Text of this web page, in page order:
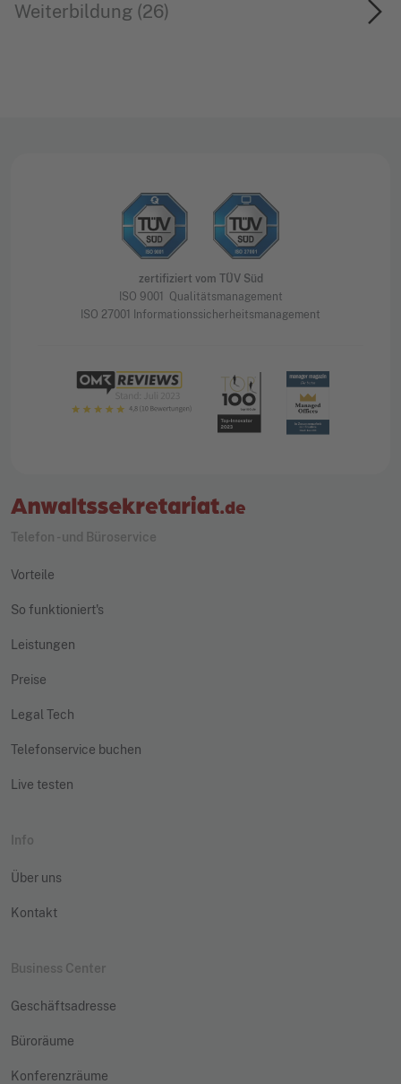
Weiterbildung (26)
zertifiziert vom TÜV Süd
ISO 9001 Qualitätsmanagement
ISO 27001 Informationssicherheitsmanagement
Telefon - und Büroservice
Vorteile
So funktioniert's
Leistungen
Preise
Legal Tech
Telefonservice buchen
Live testen
Info
Über uns
Kontakt
Business Center
Geschäftsadresse
Büroräume
Konferenzräume